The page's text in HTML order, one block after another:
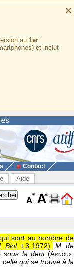
×
au 1er
et inclut
Contact
Aide
sont au nombre de
Biol. t.3 1972). M. de
sous la dent(Arnoux,
qui se trouve à la